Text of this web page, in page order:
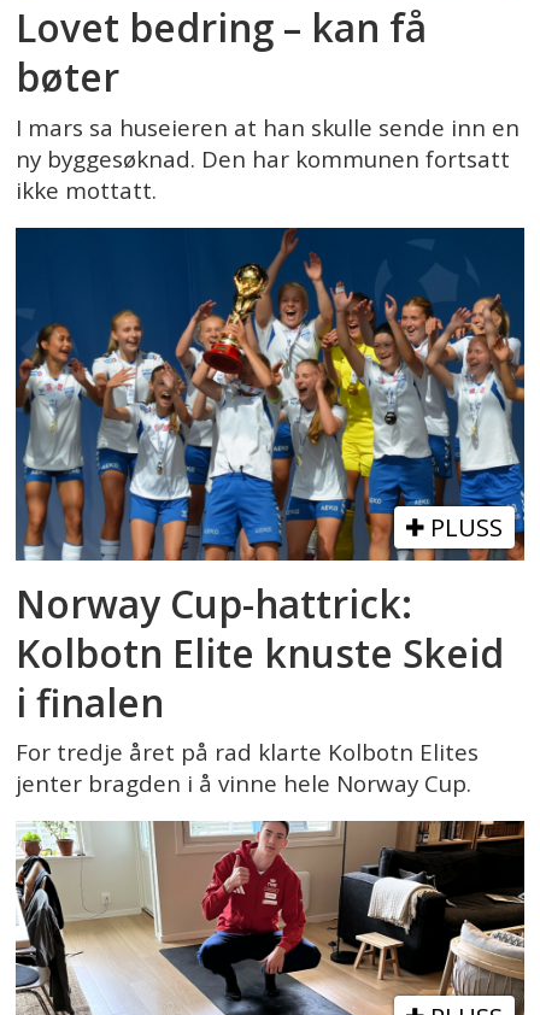
Lovet bedring – kan få
bøter
I mars sa huseieren at han skulle sende inn en
ny byggesøknad. Den har kommunen fortsatt
ikke mottatt.
PLUSS
Norway Cup-hattrick:
Kolbotn Elite knuste Skeid
i finalen
For tredje året på rad klarte Kolbotn Elites
jenter bragden i å vinne hele Norway Cup.